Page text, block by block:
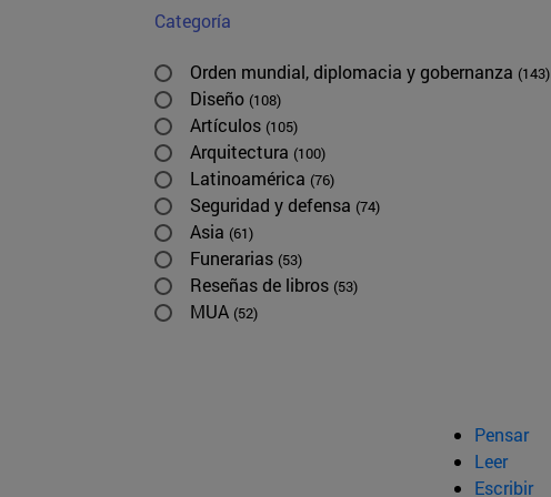
Categoría
Orden mundial, diplomacia y gobernanza (143)
Diseño (108)
Artículos (105)
Arquitectura (100)
Latinoamérica (76)
Seguridad y defensa (74)
Asia (61)
Funerarias (53)
Reseñas de libros (53)
MUA (52)
Pensar
Leer
Escribir